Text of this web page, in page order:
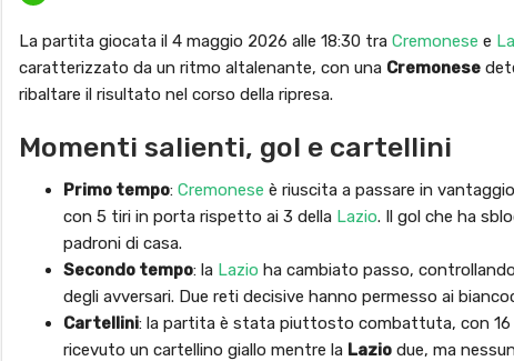
La partita giocata il 4 maggio 2026 alle 18:30 tra Cremonese e
caratterizzato da un ritmo altalenante, con una Cremonese
ribaltare il risultato nel corso della ripresa.
Momenti salienti, gol e cartellini
Primo tempo: Cremonese è riuscita a passare in
con 5 tiri in porta rispetto ai 3 della Lazio. Il gol che ha
padroni di casa.
Secondo tempo: la Lazio ha cambiato passo,
degli avversari. Due reti decisive hanno permesso ai
Cartellini: la partita è stata piuttosto combattuta, con 16
ricevuto un cartellino giallo mentre la Lazio due, ma